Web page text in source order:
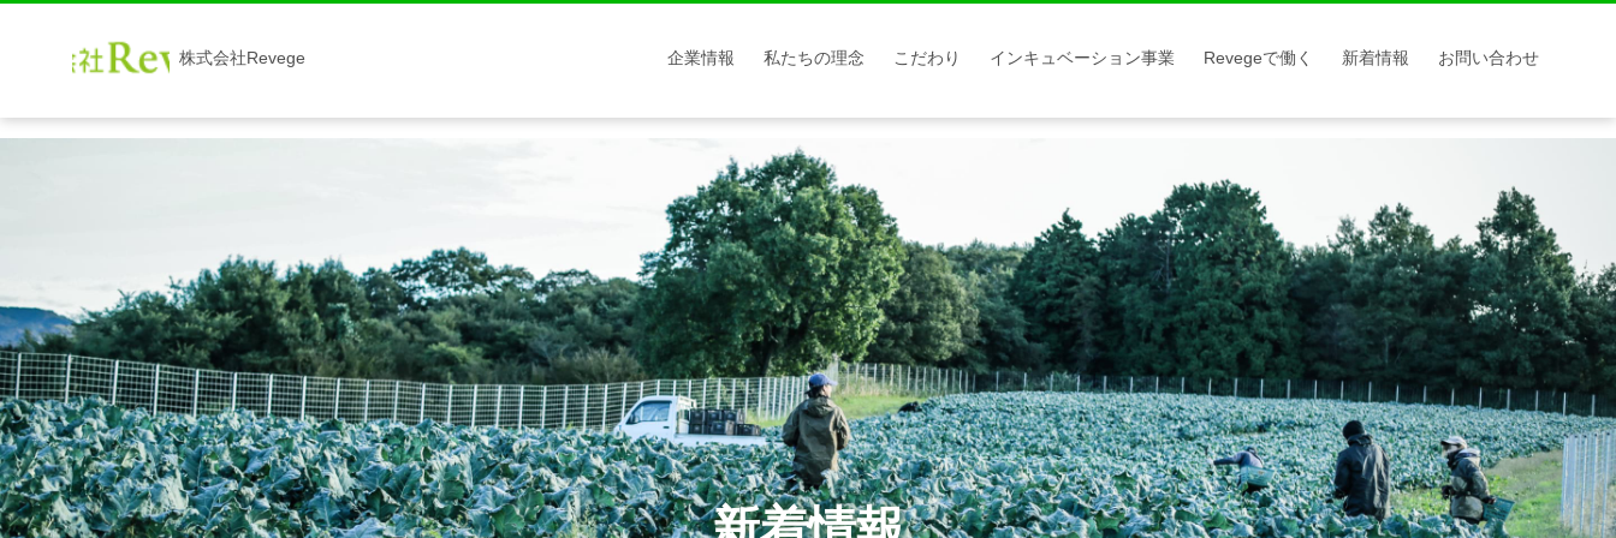
株式会社Revege 企業情報 私たちの理念 こだわり インキュベーション事業 Revegeで働く 新着情報 お問い合わせ